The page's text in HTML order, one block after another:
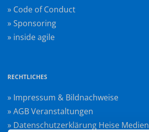
» Code of Conduct
» Sponsoring
» inside agile
RECHTLICHES
» Impressum & Bildnachweise
» AGB Veranstaltungen
» Datenschutzerklärung Heise Medien